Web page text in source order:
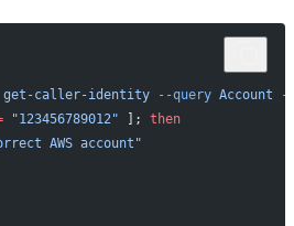
get-caller-identity --query Account
"123456789012" ]; then
AWS account"